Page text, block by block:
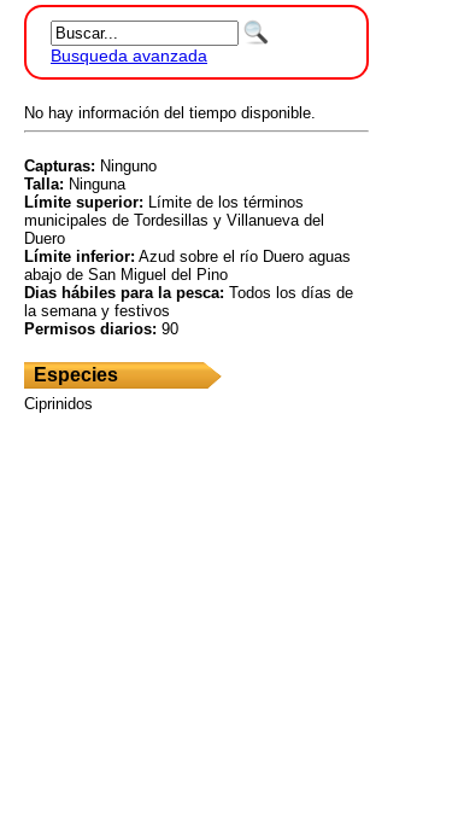
Busqueda avanzada
No hay información del tiempo disponible.
Capturas: Ninguno
Talla: Ninguna
Límite superior: Límite de los términos
municipales de Tordesillas y Villanueva del
Duero
Límite inferior: Azud sobre el río Duero aguas
abajo de San Miguel del Pino
Dias hábiles para la pesca: Todos los días de
la semana y festivos
Permisos diarios: 90
Especies
Ciprinidos